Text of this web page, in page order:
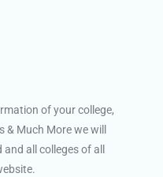
of your college,
& Much More we will
all colleges of all